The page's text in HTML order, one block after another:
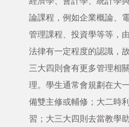
論課程，例如企業概論、
管理課程、投資學等等，
法律有一定程度的認識，
三大四則會有更多管理相
理。學生通常會規劃在大
備雙主修或輔修；大二時
習；大三大四則去當教學